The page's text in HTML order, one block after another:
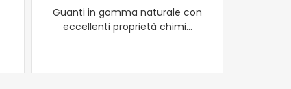
Guanti in gomma naturale con
eccellenti proprietà chimi…